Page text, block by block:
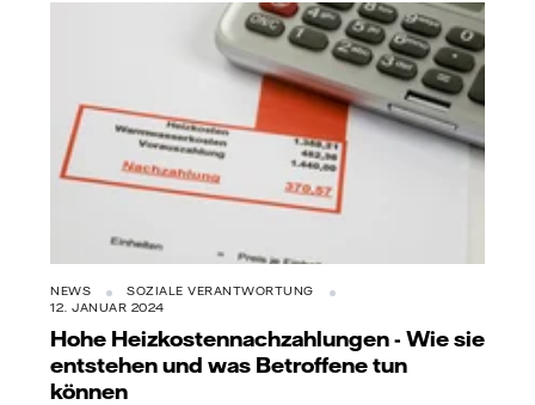
NEWS
SOZIALE VERANTWORTUNG
12. JANUAR 2024
Hohe Heizkostennachzahlungen - Wie sie
entstehen und was Betroffene tun
können